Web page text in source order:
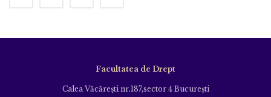
Facultatea de Drept
Calea Văcăreşti nr.187,sector 4 Bucureşti